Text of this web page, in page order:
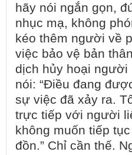
hãy nói ngắn gọn,
nhục mạ, không
kéo thêm người về
việc bảo vệ bản
dịch hủy hoại người
nói: “Điều đang
sự việc đã xảy ra.
trực tiếp với người
không muốn tiếp
đồn.” Chỉ cần thế.